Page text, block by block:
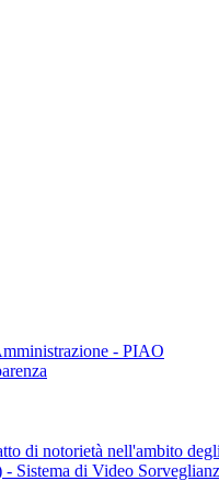
- PIAO
di notorietà nell'ambito
Sistema di Video